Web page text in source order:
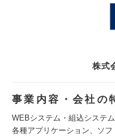
株式
事業内容・会社の
WEBシステム・組込システ
各種アプリケーション、ソ